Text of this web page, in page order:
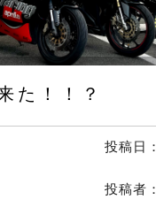
た！！？
投稿日：
投稿者：